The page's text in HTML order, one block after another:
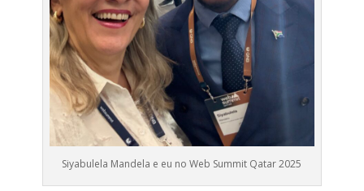
Siyabulela Mandela e eu no Web Summit Qatar 2025